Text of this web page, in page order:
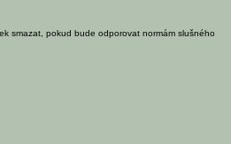
smazat, pokud bude odporovat normám slušného